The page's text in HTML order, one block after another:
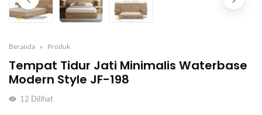
Beranda Produk
Tempat Tidur Jati Minimalis Waterbase
Modern Style JF-198
12 Dilihat